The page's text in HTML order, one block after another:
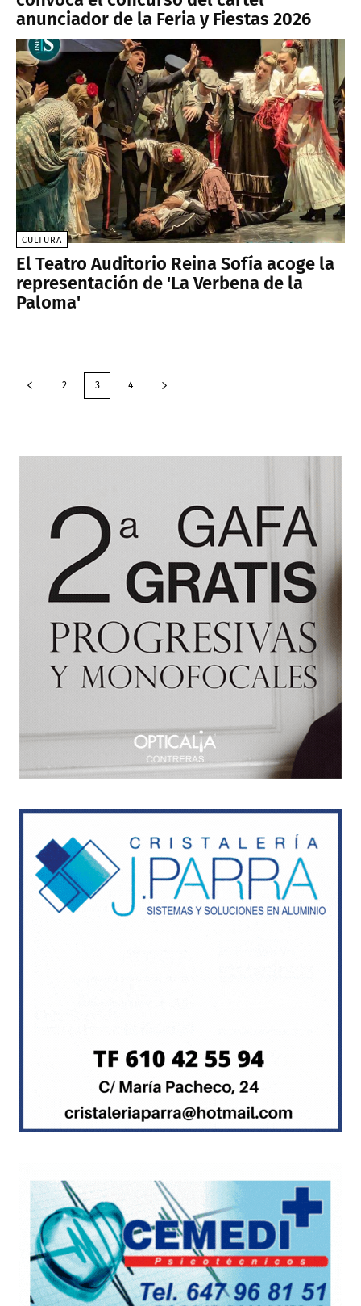
anunciador de la Feria y Fiestas 2026
CULTURA
El Teatro Auditorio Reina Sofía acoge la
representación de 'La Verbena de la
Paloma'
2 3 4